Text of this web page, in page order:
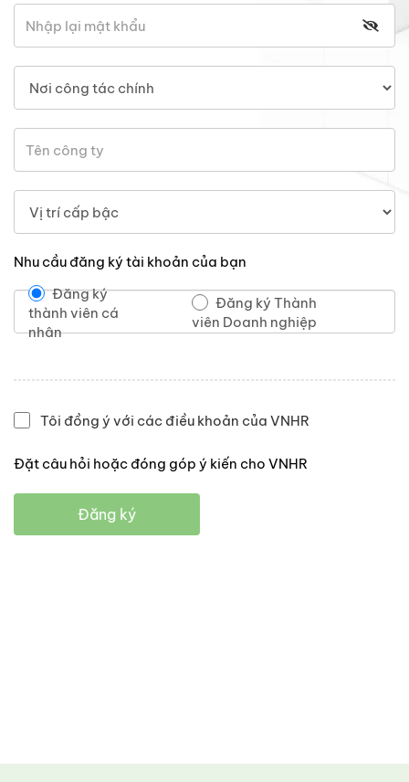
Nhu cầu đăng ký tài khoản của bạn
Đăng ký
thành viên cá
nhân
Đăng ký Thành
viên Doanh nghiệp
Tôi đồng ý với các điều khoản của VNHR
Đặt câu hỏi hoặc đóng góp ý kiến cho VNHR
Đăng ký